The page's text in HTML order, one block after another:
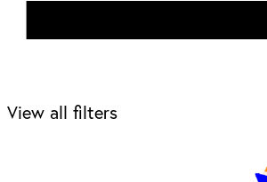
View all filters